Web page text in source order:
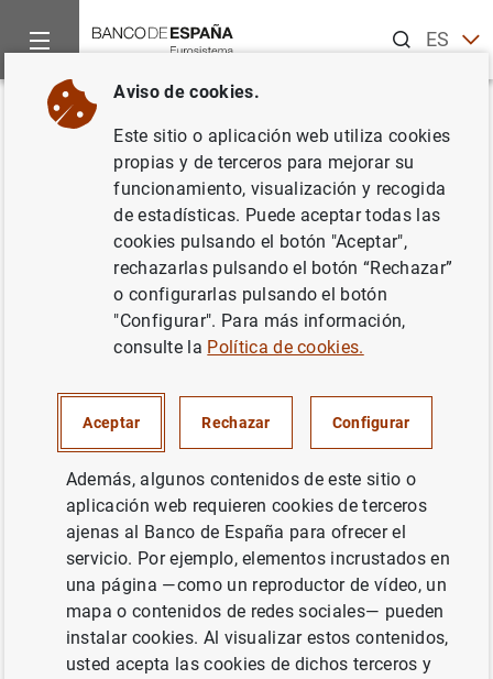
ESEN
Inicio Noticias y eventos
Volver
El primer informe del BCE sobre
el fraude en los pagos con
tarjeta muestra que el chip ha
aumentado la seguridad de las
operaciones presenciales
El primer informe del BCE sobre el fraude
en los pagos con tarjeta muestra que el chip
ha aumentado la seguridad de las
operaciones presenciales (56KB)
Aviso de cookies.
Este sitio o aplicación web utiliza cookies
propias y de terceros para mejorar su
funcionamiento, visualización y recogida
de estadísticas. Puede aceptar todas las
cookies pulsando el botón "Aceptar",
rechazarlas pulsando el botón “Rechazar”
o configurarlas pulsando el botón
"Configurar". Para más información,
consulte la Política de cookies.
Aceptar Rechazar Configurar
Además, algunos contenidos de este sitio o
aplicación web requieren cookies de terceros
ajenas al Banco de España para ofrecer el
servicio. Por ejemplo, elementos incrustados en
una página —como un reproductor de vídeo, un
mapa o contenidos de redes sociales— pueden
instalar cookies. Al visualizar estos contenidos,
usted acepta las cookies de dichos terceros y